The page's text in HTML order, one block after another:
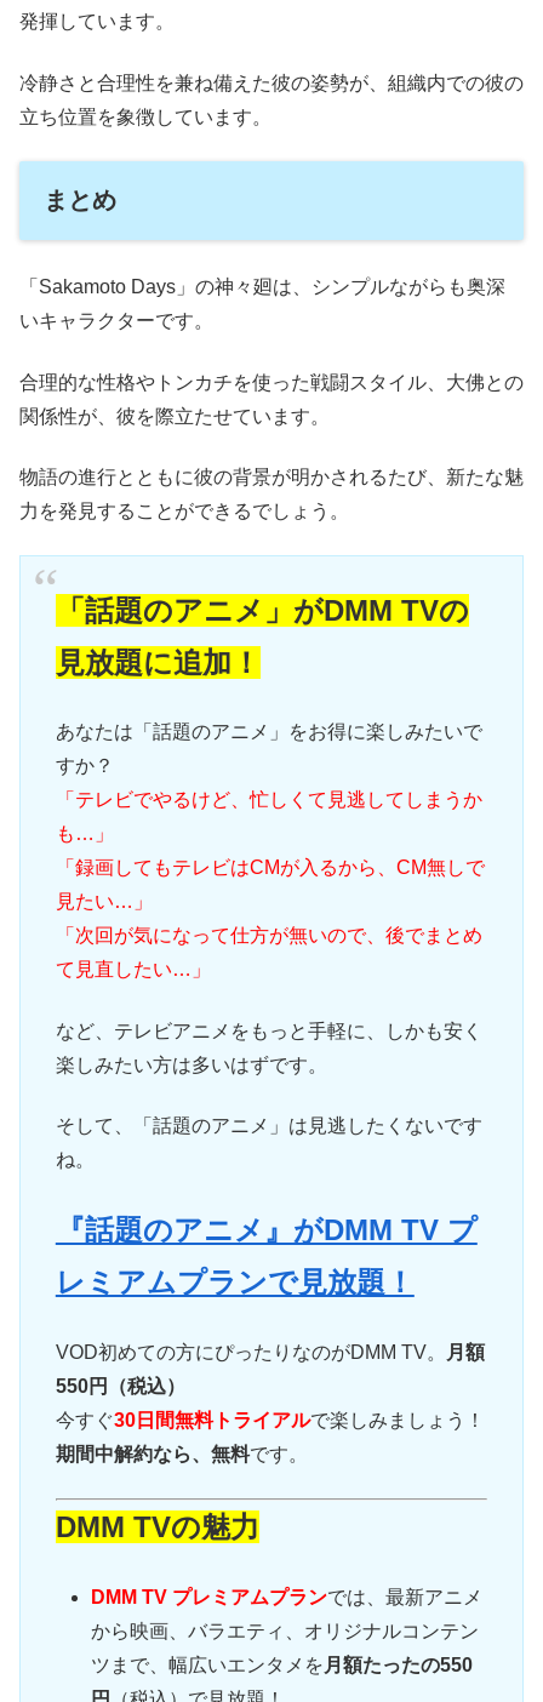
発揮しています。
冷静さと合理性を兼ね備えた彼の姿勢が、組織内での彼の
立ち位置を象徴しています。
まとめ
「Sakamoto Days」の神々廻は、シンプルながらも奥深
いキャラクターです。
合理的な性格やトンカチを使った戦闘スタイル、大佛との
関係性が、彼を際立たせています。
物語の進行とともに彼の背景が明かされるたび、新たな魅
力を発見することができるでしょう。
「話題のアニメ」がDMM TVの
見放題に追加！
あなたは「話題のアニメ」をお得に楽しみたいで
すか？
「テレビでやるけど、忙しくて見逃してしまうか
も…」
「録画してもテレビはCMが入るから、CM無しで
見たい…」
「次回が気になって仕方が無いので、後でまとめ
て見直したい…」
など、テレビアニメをもっと手軽に、しかも安く
楽しみたい方は多いはずです。
そして、「話題のアニメ」は見逃したくないです
ね。
『話題のアニメ』がDMM TV プ
レミアムプランで見放題！
VOD初めての方にぴったりなのがDMM TV。
月額
550円（税込）
今すぐ30日間無料トライアルで楽しみましょう！
期間中解約なら、無料です。
DMM TVの魅力
DMM TV プレミアムプランでは、最新アニメ
から映画、バラエティ、オリジナルコンテン
ツまで、幅広いエンタメを 月額たったの550